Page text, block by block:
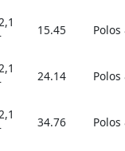
15.45
24.14
34.76